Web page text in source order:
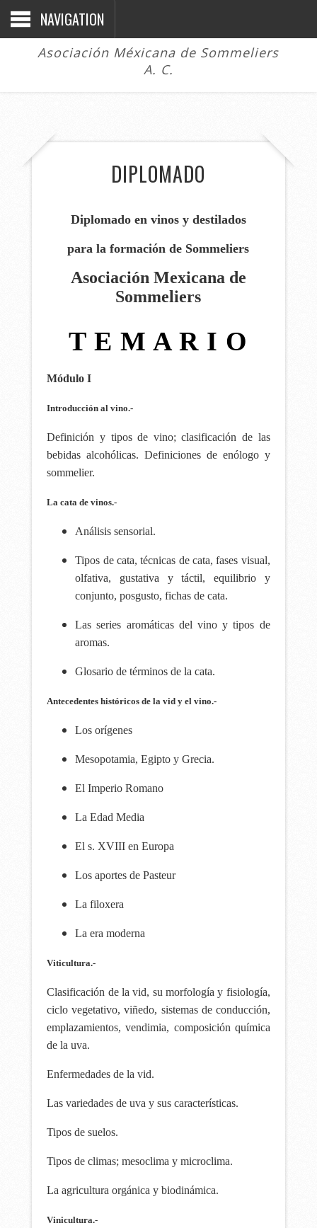
NAVIGATION
Asociación Méxicana de Sommeliers
A. C.
DIPLOMADO
Diplomado en vinos y destilados
para la formación de Sommeliers
Asociación Mexicana de
Sommeliers
T E M A R I O
Módulo I
Introducción al vino.-
Definición y tipos de vino; clasificación de las
bebidas alcohólicas. Definiciones de enólogo y
sommelier.
La cata de vinos.-
Análisis sensorial.
Tipos de cata, técnicas de cata, fases visual,
olfativa, gustativa y táctil, equilibrio y
conjunto, posgusto, fichas de cata.
Las series aromáticas del vino y tipos de
aromas.
Glosario de términos de la cata.
Antecedentes históricos de la vid y el vino.-
Los orígenes
Mesopotamia, Egipto y Grecia.
El Imperio Romano
La Edad Media
El s. XVIII en Europa
Los aportes de Pasteur
La filoxera
La era moderna
Viticultura.-
Clasificación de la vid, su morfología y fisiología,
ciclo vegetativo, viñedo, sistemas de conducción,
emplazamientos, vendimia, composición química
de la uva.
Enfermedades de la vid.
Las variedades de uva y sus características.
Tipos de suelos.
Tipos de climas; mesoclima y microclima.
La agricultura orgánica y biodinámica.
Vinicultura.-